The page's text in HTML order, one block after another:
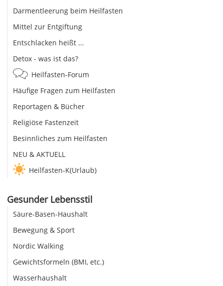
Darmentleerung beim Heilfasten
Mittel zur Entgiftung
Entschlacken heißt ...
Detox - was ist das?
Heilfasten-Forum
Häufige Fragen zum Heilfasten
Reportagen & Bücher
Religiöse Fastenzeit
Besinnliches zum Heilfasten
NEU & AKTUELL
Heilfasten-K(Urlaub)
Gesunder Lebensstil
Säure-Basen-Haushalt
Bewegung & Sport
Nordic Walking
Gewichtsformeln (BMI, etc.)
Wasserhaushalt